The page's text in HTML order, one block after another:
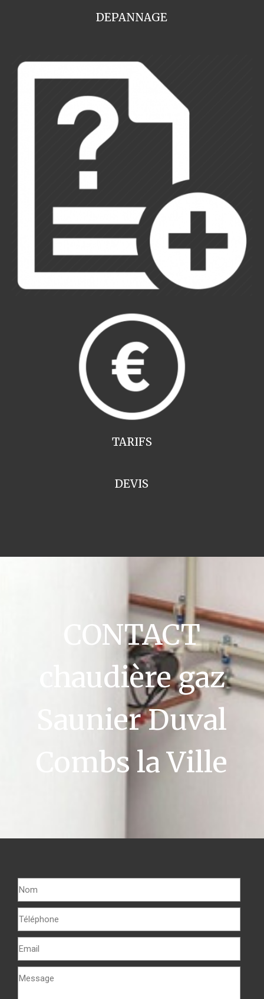
DEPANNAGE
TARIFS
DEVIS
CONTACT
chaudière gaz
Saunier Duval
Combs la Ville